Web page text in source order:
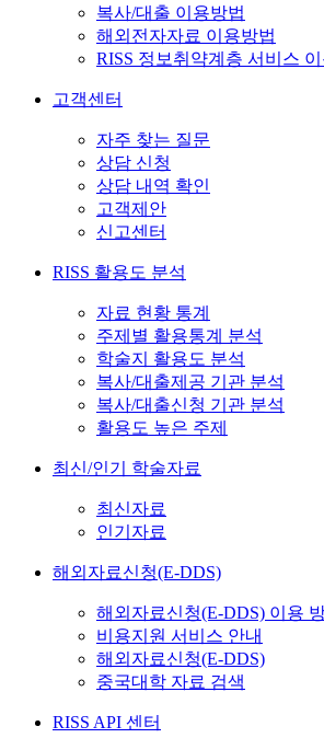
복사/대출 이용방법
해외전자자료 이용방법
RISS 정보취약계층 서비스
고객센터
자주 찾는 질문
상담 신청
상담 내역 확인
고객제안
신고센터
RISS 활용도 분석
자료 현황 통계
주제별 활용통계 분석
학술지 활용도 분석
복사/대출제공 기관 분석
복사/대출신청 기관 분석
활용도 높은 주제
최신/인기 학술자료
최신자료
인기자료
해외자료신청(E-DDS)
해외자료신청(E-DDS) 이용
비용지원 서비스 안내
해외자료신청(E-DDS)
중국대학 자료 검색
RISS API 센터